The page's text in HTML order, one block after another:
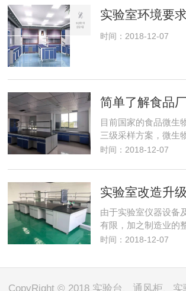
实验室环境要求
时间：2018-12-07
目前国家的食品微生
三级采样方案，微生
时间：2018-12-07
实验室改造升级
由于实验室仪器设备
有限，加之制造业的
时间：2018-12-07
CopyRight © 2018 实验台、通风柜、